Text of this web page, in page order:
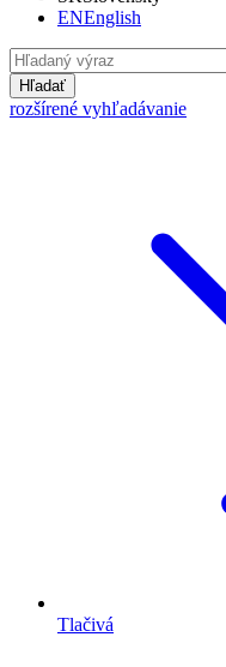
ENEnglish
Hľadať
rozšírené vyhľadávanie
Tlačivá